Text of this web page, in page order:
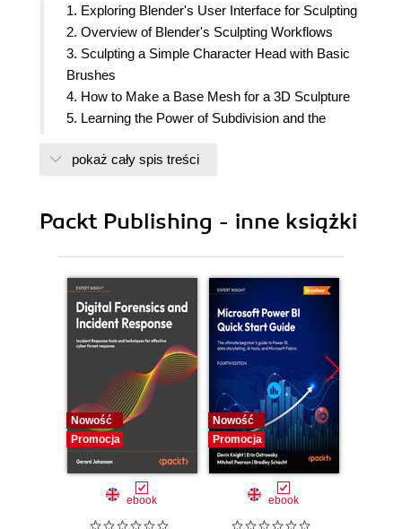
1. Exploring Blender's User Interface for Sculpting
2. Overview of Blender's Sculpting Workflows
3. Sculpting a Simple Character Head with Basic
Brushes
4. How to Make a Base Mesh for a 3D Sculpture
5. Learning the Power of Subdivision and the
6. Using Advanced Features and Customizing the
8. Making Accessories and Clothing
pokaż cały spis treści
Packt Publishing - inne książki
Nowość
Promocja
ebook
Nowość
Promocja
ebook